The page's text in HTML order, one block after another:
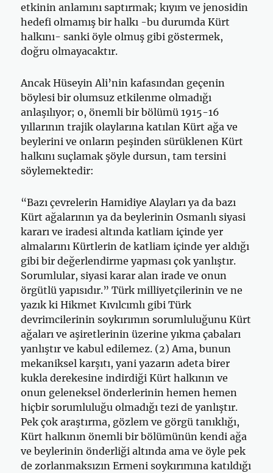
etkinin anlamını saptırmak; kıyım ve jenosidin
hedefi olmamış bir halkı -bu durumda Kürt
halkını- sanki öyle olmuş gibi göstermek,
doğru olmayacaktır.
Ancak Hüseyin Ali’nin kafasından geçenin
böylesi bir olumsuz etkilenme olmadığı
anlaşılıyor; o, önemli bir bölümü 1915-16
yıllarının trajik olaylarına katılan Kürt ağa ve
beylerini ve onların peşinden sürüklenen Kürt
halkını suçlamak şöyle dursun, tam tersini
söylemektedir:
“Bazı çevrelerin Hamidiye Alayları ya da bazı
Kürt ağalarının ya da beylerinin Osmanlı siyasi
kararı ve iradesi altında katliam içinde yer
almalarını Kürtlerin de katliam içinde yer aldığı
gibi bir değerlendirme yapması çok yanlıştır.
Sorumlular, siyasi karar alan irade ve onun
örgütlü yapısıdır.” Türk milliyetçilerinin ve ne
yazık ki Hikmet Kıvılcımlı gibi Türk
devrimcilerinin soykırımın sorumluluğunu Kürt
ağaları ve aşiretlerinin üzerine yıkma çabaları
yanlıştır ve kabul edilemez. (2) Ama, bunun
mekaniksel karşıtı, yani yazarın adeta birer
kukla derekesine indirdiği Kürt halkının ve
onun geleneksel önderlerinin hemen hemen
hiçbir sorumluluğu olmadığı tezi de yanlıştır.
Pek çok araştırma, gözlem ve görgü tanıklığı,
Kürt halkının önemli bir bölümünün kendi ağa
ve beylerinin önderliği altında ama ve öyle pek
de zorlanmaksızın Ermeni soykırımına katıldığı